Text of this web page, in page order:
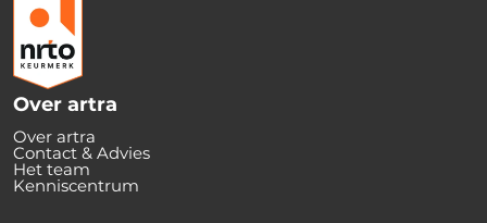
Over artra
Over artra
Contact & Advies
Het team
Kenniscentrum